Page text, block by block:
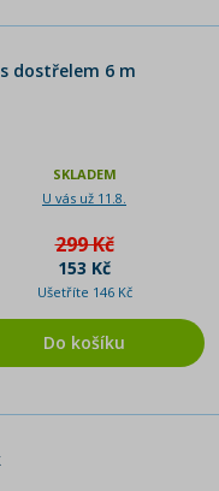
dostřelem 6 m
SKLADEM
U vás už 11.8.
299 Kč
153 Kč
Ušetříte 146 Kč
Do košíku